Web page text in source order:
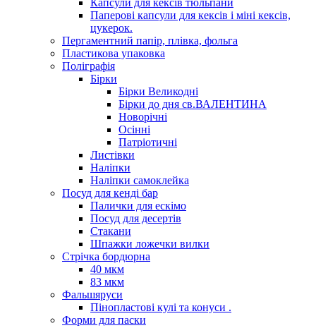
Капсули для кексів тюльпани
Паперові капсули для кексів і міні кексів,
цукерок.
Пергаментний папір, плівка, фольга
Пластикова упаковка
Поліграфія
Бірки
Бірки Великодні
Бірки до дня св.ВАЛЕНТИНА
Новорічні
Осінні
Патріотичні
Листівки
Наліпки
Наліпки самоклейка
Посуд для кенді бар
Палички для ескімо
Посуд для десертів
Стакани
Шпажки ложечки вилки
Стрічка бордюрна
40 мкм
83 мкм
Фальшяруси
Пінопластові кулі та конуси .
Форми для паски